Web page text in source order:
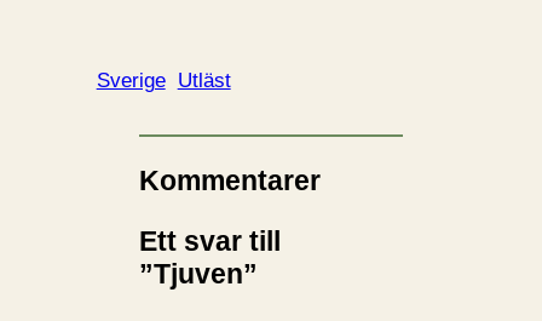
Sverige Utläst
Kommentarer
Ett svar till
”Tjuven”